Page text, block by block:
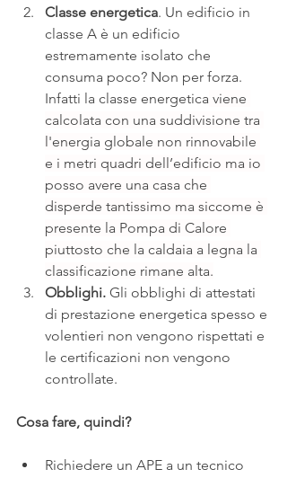
Classe energetica. Un edificio in
classe A è un edificio
estremamente isolato che
consuma poco? Non per forza.
Infatti la classe energetica viene
calcolata con una suddivisione tra
l'energia globale non rinnovabile
e i metri quadri dell’edificio ma io
posso avere una casa che
disperde tantissimo ma siccome è
presente la Pompa di Calore
piuttosto che la caldaia a legna la
classificazione rimane alta.
Obblighi. Gli obblighi di attestati
di prestazione energetica spesso e
volentieri non vengono rispettati e
le certificazioni non vengono
controllate.
Cosa fare, quindi?
Richiedere un APE a un tecnico